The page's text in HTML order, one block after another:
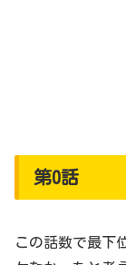
第0話
この話数で最下